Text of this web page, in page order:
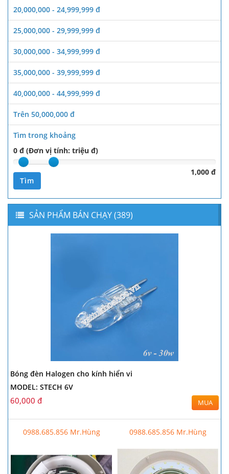
20,000,000 - 24,999,999 đ
25,000,000 - 29,999,999 đ
30,000,000 - 34,999,999 đ
35,000,000 - 39,999,999 đ
40,000,000 - 44,999,999 đ
Trên 50,000,000 đ
Tìm trong khoảng
0 đ (Đơn vị tính: triệu đ)
1,000 đ
Tìm
SẢN PHẨM BÁN CHẠY (389)
Bóng đèn Halogen cho kính hiển vi
MODEL: STECH 6V
60,000 đ MUA
0988.685.856 Mr.Hùng 0988.685.856 Mr.Hùng